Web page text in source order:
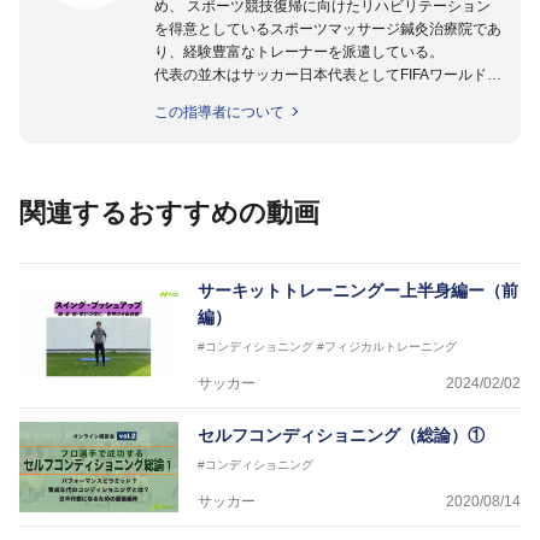
め、 スポーツ競技復帰に向けたリハビリテーション
を得意としているスポーツマッサージ鍼灸治療院であ
り、経験豊富なトレーナーを派遣している。
代表の並木はサッカー日本代表としてFIFAワールドカ
のほかU-23日本代表のアスレティックトレーナーと
世代のサッカーを中心に、WJBL、社会人ラグビー、
を派遣している。
さらには講演会やセミナー、専門学校などの教育機関
に講師を派遣するなど後進育成にも力を入れている。
「一人一人の健康な人生をサポートする」を企業理念
からサポートし、一人一人の「楽しく、豊かに、生き
生きと」生きる、そんな『健康な人生』をサポートし
ている。
この指導者について
関連するおすすめの動画
サーキットトレーニングー上半身編ー（前
編）
#コンディショニング #フィジカルトレーニング
サッカー 2024/02/02
セルフコンディショニング（総論）①
#コンディショニング
サッカー 2020/08/14